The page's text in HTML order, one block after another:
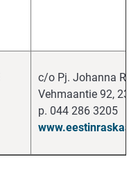
c/o Pj. Johanna
Vehmaantie 92,
p. 044 286 3205